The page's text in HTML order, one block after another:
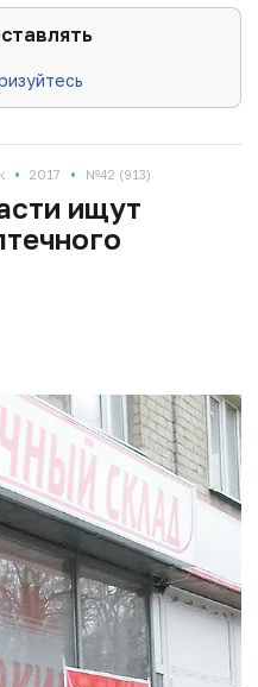
• 2017 • №42 (913)
ищут